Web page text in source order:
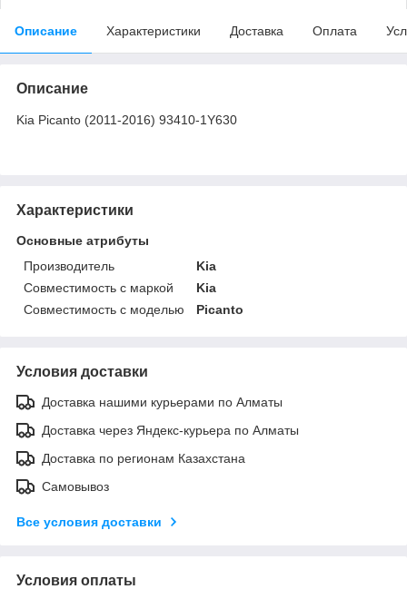
Описание Характеристики Доставка Оплата
Описание
Kia Picanto (2011-2016) 93410-1Y630
Характеристики
Основные атрибуты
Производитель
Kia
Совместимость с маркой
Kia
Совместимость с моделью
Picanto
Условия доставки
Доставка нашими курьерами по Алматы
Доставка через Яндекс-курьера по Алматы
Доставка по регионам Казахстана
Самовывоз
Все условия доставки
Условия оплаты